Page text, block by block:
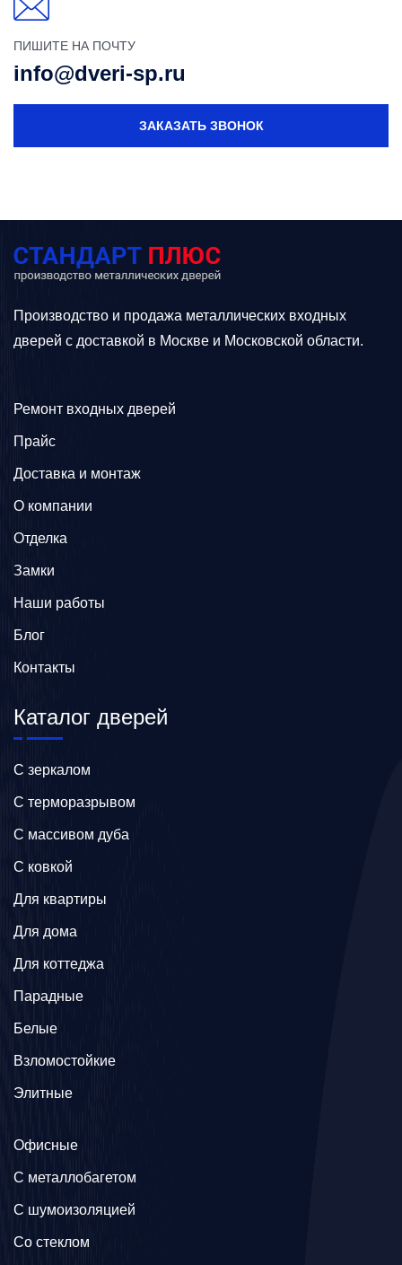
ПИШИТЕ НА ПОЧТУ
info@dveri-sp.ru
ЗАКАЗАТЬ ЗВОНОК
Производство и продажа металлических входных
дверей с доставкой в Москве и Московской области.
Ремонт входных дверей
Прайс
Доставка и монтаж
О компании
Отделка
Замки
Наши работы
Блог
Контакты
Каталог дверей
C зеркалом
C терморазрывом
C массивом дуба
C ковкой
Для квартиры
Для дома
Для коттеджа
Парадные
Белые
Взломостойкие
Элитные
Офисные
C металлобагетом
С шумоизоляцией
Со стеклом